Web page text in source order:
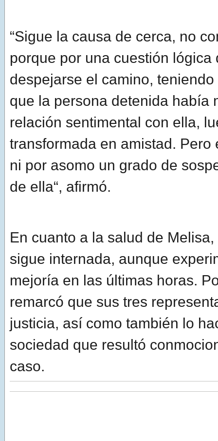
“Sigue la causa de cerca, no
porque por una cuestión lógica
despejarse el camino,
que la persona detenida había
relación sentimental con ella,
transformada en amistad. Pero
ni por asomo un grado de
de ella“, afirmó.
En cuanto a la salud de
sigue internada, aunque
mejoría en las últimas horas.
remarcó que sus tres
justicia, así como también lo
sociedad que resultó
caso.